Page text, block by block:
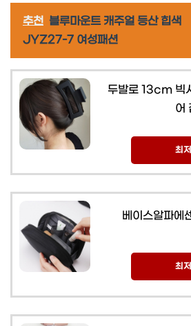
추천 블루마운트 캐주얼 등산 힙색
JYZ27-7 여성패션
두발로 13cm 빅
어
최
베이스알파에
최